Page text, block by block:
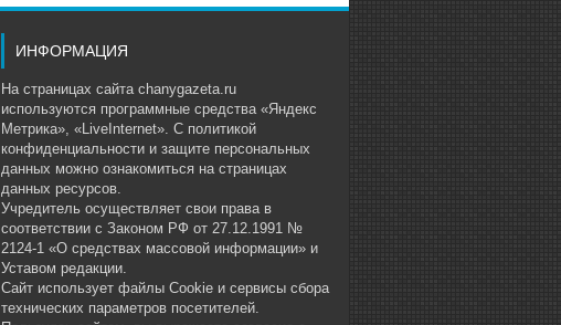
ИНФОРМАЦИЯ
На страницах сайта chanygazeta.ru
используются программные средства «Яндекс
Метрика», «LiveInternet». С политикой
конфиденциальности и защите персональных
данных можно ознакомиться на страницах
данных ресурсов.
Учредитель осуществляет свои права в
соответствии с Законом РФ от 27.12.1991 №
2124-1 «О средствах массовой информации» и
Уставом редакции.
Сайт использует файлы Cookie и сервисы сбора
технических параметров посетителей.